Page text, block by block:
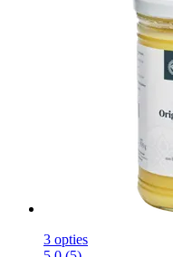
3 opties